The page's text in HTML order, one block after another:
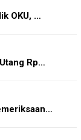
OKU, …
Rp…